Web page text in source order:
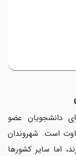
دانشجویان عضو
است. شهروندان
اما سایر کشورها